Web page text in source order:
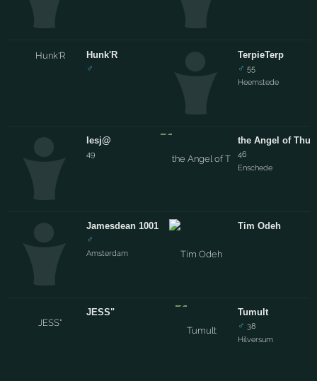
Hunk'R
♂
Iesj@
49
Jamesdean 1001
♂
Amsterdam
JESS"
TerpieTerp
♂ 55
Heemstede
the Angel of
46
Enschede
Tim Odeh
Tumult
♂ 38
Hilversum